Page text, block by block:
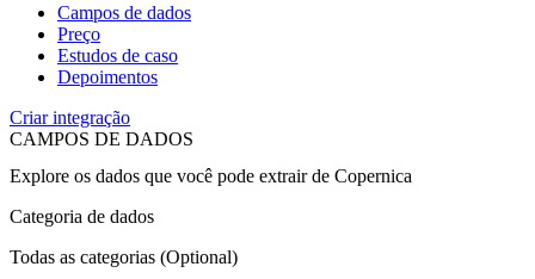
Campos de dados
Preço
Estudos de caso
Depoimentos
Criar integração
CAMPOS DE DADOS
Explore os dados que você pode extrair de Copernica
Categoria de dados
Todas as categorias (Optional)